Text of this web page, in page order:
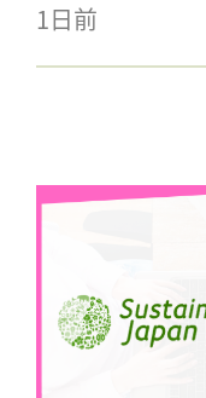
1日前